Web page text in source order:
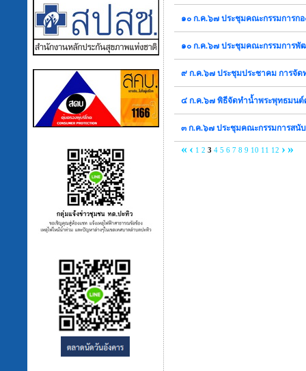
๑๐ ก.ค.๖๗ ประชุมคณะกรรมการก
๑๐ ก.ค.๖๗ ประชุมคณะกรรมการ
๙ ก.ค.๖๗ ประชุมประชาคม การจั
๔ ก.ค.๖๗ พิธีจัดทำน้ำพระพุทธมน
๓ ก.ค.๖๗ ประชุมคณะกรรมการส
« ‹ 1 2 3 4 5 6 7 8 9 10 11 12 › »